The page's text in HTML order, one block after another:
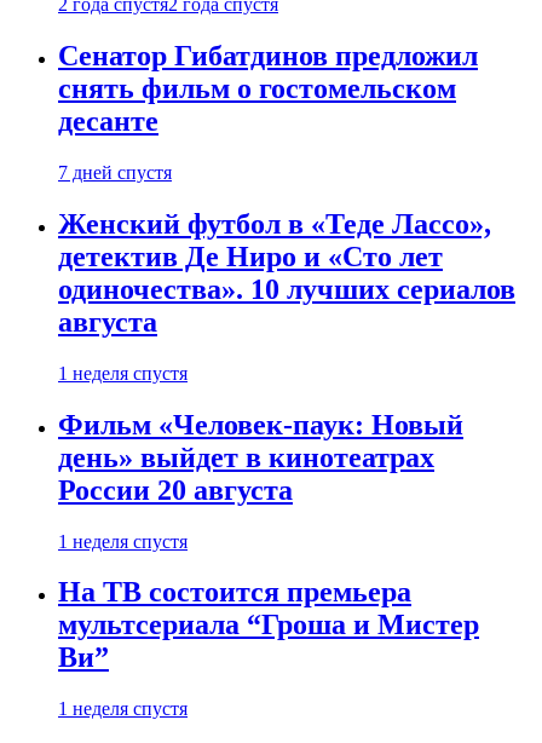
2 года спустя2 года спустя
Сенатор Гибатдинов предложил
снять фильм о гостомельском
десанте
7 дней спустя
Женский футбол в «Теде Лассо»,
детектив Де Ниро и «Сто лет
одиночества». 10 лучших сериалов
августа
1 неделя спустя
Фильм «Человек-паук: Новый
день» выйдет в кинотеатрах
России 20 августа
1 неделя спустя
На ТВ состоится премьера
мультсериала “Гроша и Мистер
Ви”
1 неделя спустя